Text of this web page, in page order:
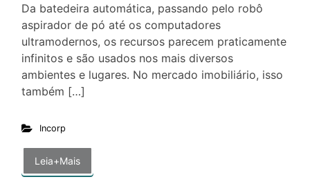
Da batedeira automática, passando pelo robô
aspirador de pó até os computadores
ultramodernos, os recursos parecem praticamente
infinitos e são usados nos mais diversos
ambientes e lugares. No mercado imobiliário, isso
também […]
Incorp
Leia+Mais